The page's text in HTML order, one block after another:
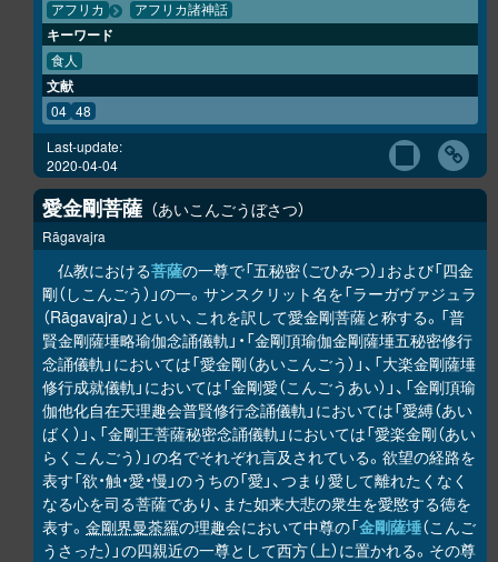
アフリカ アフリカ諸神話
キーワード
食人
文献
04 48
Last-update:
2020-04-04
愛金剛菩薩 あいこんごうぼさつ
Rāgavajra
仏教における菩薩の一尊で「五秘密（ごひみつ）」および「四金
剛（しこんごう）」の一。サンスクリット名を「ラーガヴァジュラ
（Rāgavajra）」といい、これを訳して愛金剛菩薩と称する。「普
賢金剛薩埵略瑜伽念誦儀軌」・「金剛頂瑜伽金剛薩埵五秘密修行
念誦儀軌」においては「愛金剛（あいこんごう）」、「大楽金剛薩埵
修行成就儀軌」においては「金剛愛（こんごうあい）」、「金剛頂瑜
伽他化自在天理趣会普賢修行念誦儀軌」においては「愛縛（あい
ばく）」、「金剛王菩薩秘密念誦儀軌」においては「愛楽金剛（あい
らくこんごう）」の名でそれぞれ言及されている。欲望の経路を
表す「欲・触・愛・慢」のうちの「愛」、つまり愛して離れたくなく
なる心を司る菩薩であり、また如来大悲の衆生を愛愍する徳を
表す。 金剛界曼荼羅の理趣会において中尊の「金剛薩埵（こんご
うさった）」の四親近の一尊として西方（上）に置かれる。その尊